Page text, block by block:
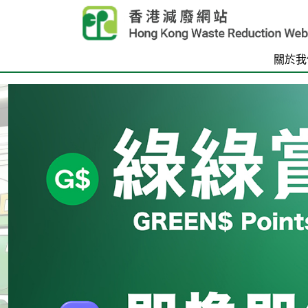
Skip to main content
關於
首頁
Carousel Item
Text